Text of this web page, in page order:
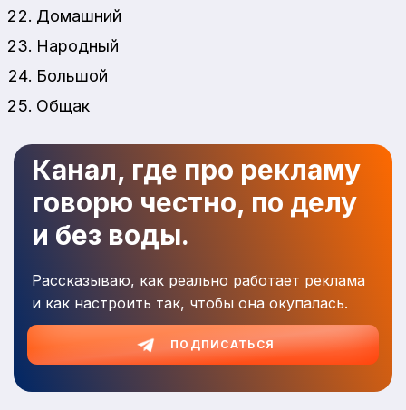
Домашний
Народный
Большой
Общак
Канал, где про рекламу
говорю честно, по делу
и без воды.
Рассказываю, как реально работает реклама
и как настроить так, чтобы она окупалась.
ПОДПИСАТЬСЯ